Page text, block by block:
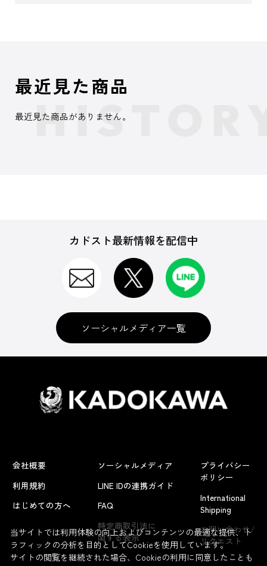
よくあるお問い合わせ
最近見た商品
最近見た商品がありません。
カドスト最新情報を配信中
ソーシャルメディア一覧
会社概要
利用規約
はじめての方へ
ソーシャルメディア
LINE IDの連携ガイド
FAQ
特定商取引法に
関する表示
プライバシー
ポリシー
International
Shipping
お問い合わせ/
リクエスト
当サイトでは利用体験の向上およびコンテンツの最適な提供、ト
ラフィックの分析を目的としてCookieを使用しています。
サイトの閲覧を継続された場合、Cookieの利用に同意したことも